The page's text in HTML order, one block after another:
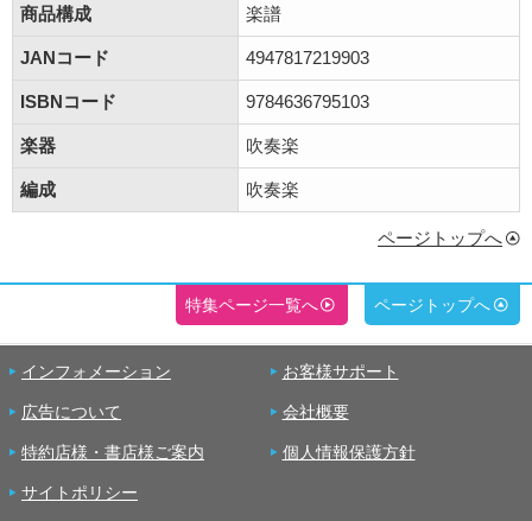
商品構成 楽譜
JANコード 4947817219903
ISBNコード 9784636795103
楽器 吹奏楽
編成 吹奏楽
ページトップへ
特集ページ一覧へ ページトップへ
インフォメーション お客様サポート
広告について 会社概要
特約店様・書店様ご案内 個人情報保護方針
サイトポリシー